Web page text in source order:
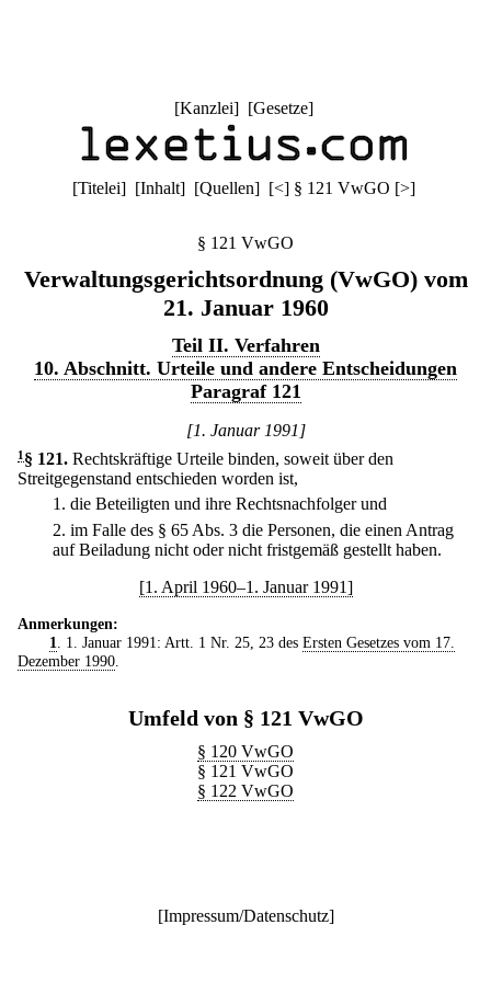
[Kanzlei] [Gesetze]
[Titelei] [Inhalt] [Quellen] [<] § 121 VwGO [>]
§ 121 VwGO
Verwaltungsgerichtsordnung (VwGO) vom
21. Januar 1960
Teil II. Verfahren
10. Abschnitt. Urteile und andere Entscheidungen
Paragraf 121
[1. Januar 1991]
1 § 121. Rechtskräftige Urteile binden, soweit über den
Streitgegenstand entschieden worden ist,
1. die Beteiligten und ihre Rechtsnachfolger und
2. im Falle des § 65 Abs. 3 die Personen, die einen Antrag
auf Beiladung nicht oder nicht fristgemäß gestellt haben.
[1. April 1960–1. Januar 1991]
Anmerkungen:
1
. 1. Januar 1991: Artt. 1 Nr. 25, 23 des Ersten Gesetzes vom 17.
Dezember 1990
Umfeld von § 121 VwGO
§ 120 VwGO
§ 121 VwGO
§ 122 VwGO
[Impressum/Datenschutz]